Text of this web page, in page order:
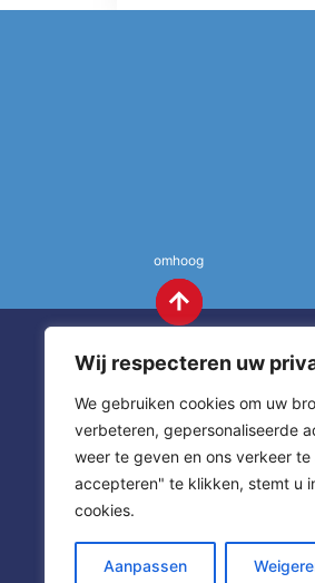
Wij respecteren uw
We gebruiken cookies om uw
verbeteren, gepersonaliseerde
weer te geven en ons verkeer te
accepteren" te klikken, stemt u
cookies.
Aanpassen
omhoog
Contact